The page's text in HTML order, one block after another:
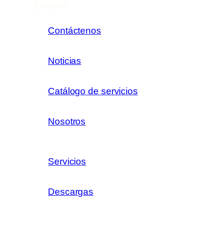
Contáctenos
Noticias
Catálogo de servicios
Nosotros
Servicios
Descargas